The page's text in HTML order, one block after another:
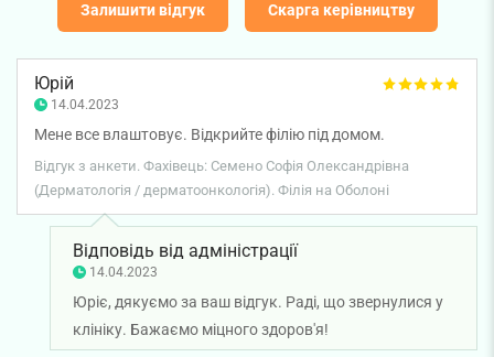
Залишити відгук Скарга керівництву
Юрій
14.04.2023
Мене все влаштовує. Відкрийте філію під домом.
Відгук з анкети. Фахівець: Семено Софія Олександрівна
(Дерматологія / дерматоонкологія). Філія на Оболоні
Відповідь від адміністрації
14.04.2023
Юріє, дякуємо за ваш відгук. Раді, що звернулися у
клініку. Бажаємо міцного здоров'я!